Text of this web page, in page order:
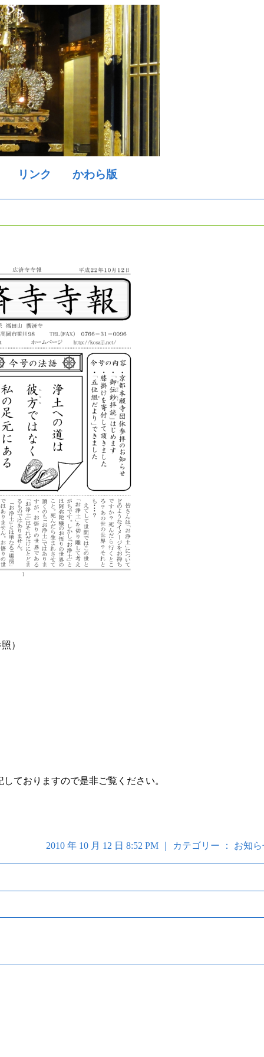
リンク かわら版
）
しておりますので是非ご覧ください。
2010 年 10 月 12 日 8:52 PM ｜ カテゴリー ： お知